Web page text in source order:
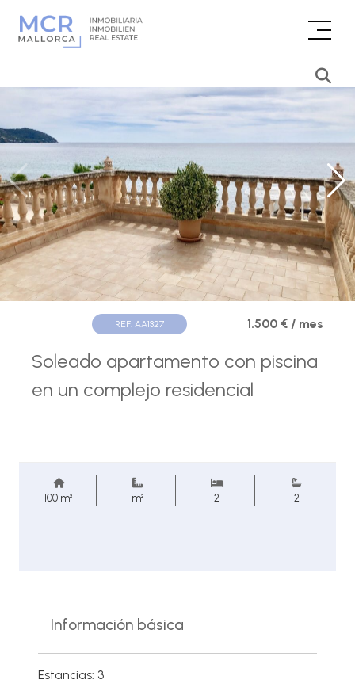
REF. AA1327 1.500 € / mes
Soleado apartamento con piscina
en un complejo residencial
100 m² m² 2 2
Información básica
Estancias: 3